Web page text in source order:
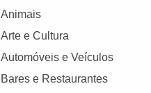
Animais
Arte e Cultura
Automóveis e Veículos
Bares e Restaurantes